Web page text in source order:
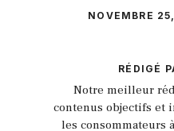
NOVEMBRE
RÉDIGÉ
Notre meilleur
contenus objectifs et
les consommateurs